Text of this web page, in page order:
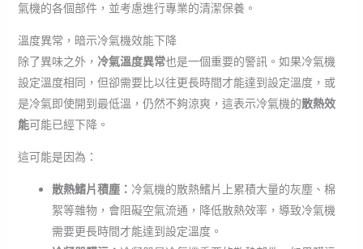
氣機的各個部件，並考慮進行專業的清潔保養。
溫度異常，暗示冷氣機效能下降
除了異味之外， 冷氣溫度異常也是一個重要的警訊。如果冷氣機
設定溫度相同，但卻需要比以往更長時間才能達到設定溫度，或
是冷氣即使開到最低溫，仍然不夠涼爽，這表示冷氣機的散熱效
能可能已經下降。
這可能是因為：
散熱鰭片積塵： 冷氣機的散熱鰭片上累積大量的灰塵、棉
絮等雜物，會阻礙空氣流通，降低散熱效率，導致冷氣機
需要更長時間才能達到設定溫度。